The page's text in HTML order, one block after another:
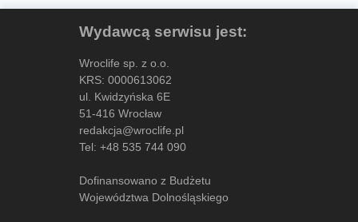
Wydawcą serwisu jest:
Wroclife sp. z o.o.
KRS: 0000613062
ul. Kwidzyńska 6E
51-416 Wrocław
redakcja@wroclife.pl
Tel: +48 535 744 090
Dofinansowano z Budżetu
Województwa Dolnośląskiego